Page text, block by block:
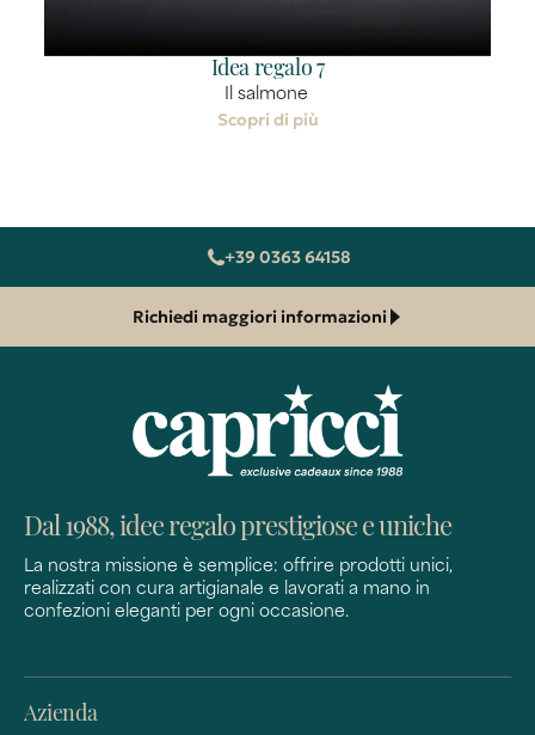
Idea regalo 7
Il salmone
Scopri di più
+39 0363 64158
Richiedi maggiori informazioni
Dal 1988, idee regalo prestigiose e uniche
La nostra missione è semplice: offrire prodotti unici,
realizzati con cura artigianale e lavorati a mano in
confezioni eleganti per ogni occasione.
Azienda